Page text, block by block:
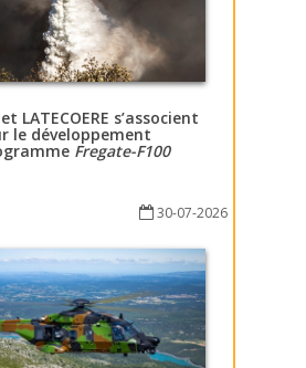
LATECOERE s’associent
le développement
Fregate-F100
30-07-2026